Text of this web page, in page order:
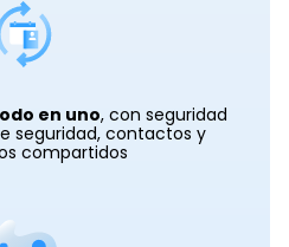
en uno, con seguridad
seguridad, contactos y
compartidos